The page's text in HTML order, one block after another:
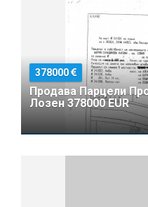
378000
Продава Парцели
Лозен 378000 EUR